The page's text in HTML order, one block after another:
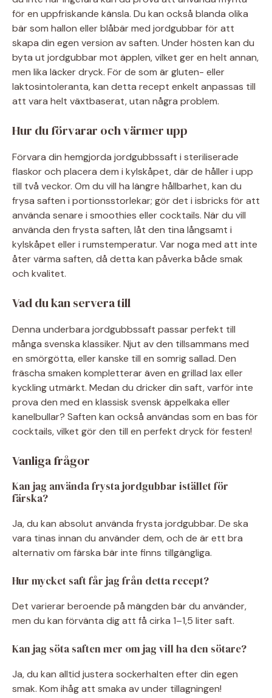
för en uppfriskande känsla. Du kan också blanda olika
bär som hallon eller blåbär med jordgubbar för att
skapa din egen version av saften. Under hösten kan du
byta ut jordgubbar mot äpplen, vilket ger en helt annan,
men lika läcker dryck. För de som är gluten- eller
laktosintoleranta, kan detta recept enkelt anpassas till
att vara helt växtbaserat, utan några problem.
Hur du förvarar och värmer upp
Förvara din hemgjorda jordgubbssaft i steriliserade
flaskor och placera dem i kylskåpet, där de håller i upp
till två veckor. Om du vill ha längre hållbarhet, kan du
frysa saften i portionsstorlekar; gör det i isbricks för att
använda senare i smoothies eller cocktails. När du vill
använda den frysta saften, låt den tina långsamt i
kylskåpet eller i rumstemperatur. Var noga med att inte
åter värma saften, då detta kan påverka både smak
och kvalitet.
Vad du kan servera till
Denna underbara jordgubbssaft passar perfekt till
många svenska klassiker. Njut av den tillsammans med
en smörgötta, eller kanske till en somrig sallad. Den
fräscha smaken kompletterar även en grillad lax eller
kyckling utmärkt. Medan du dricker din saft, varför inte
prova den med en klassisk svensk äppelkaka eller
kanelbullar? Saften kan också användas som en bas för
cocktails, vilket gör den till en perfekt dryck för festen!
Vanliga frågor
Kan jag använda frysta jordgubbar istället för
färska?
Ja, du kan absolut använda frysta jordgubbar. De ska
vara tinas innan du använder dem, och de är ett bra
alternativ om färska bär inte finns tillgängliga.
Hur mycket saft får jag från detta recept?
Det varierar beroende på mängden bär du använder,
men du kan förvänta dig att få cirka 1–1,5 liter saft.
Kan jag söta saften mer om jag vill ha den sötare?
Ja, du kan alltid justera sockerhalten efter din egen
smak. Kom ihåg att smaka av under tillagningen!